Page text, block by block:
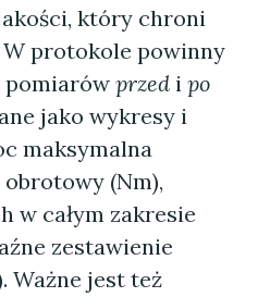
który chroni
protokole powinny
pomiarów przed i po
jako wykresy i
maksymalna
(Nm),
w całym zakresie
zestawienie
Ważne jest też